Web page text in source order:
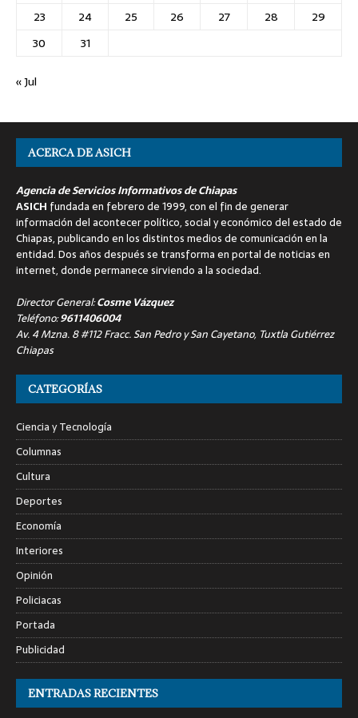
23
24 25 26 27 28
29
30
31
« Jul
ACERCA DE ASICH
Agencia de Servicios Informativos de Chiapas
ASICH fundada en febrero de 1999, con el fin de generar
información del acontecer político, social y económico del estado de
Chiapas, publicando en los distintos medios de comunicación en la
entidad. Dos años después se transforma en portal de noticias en
internet, donde permanece sirviendo a la sociedad.
Director General:Cosme Vázquez
Teléfono:9611406004
Av. 4 Mzna. 8 #112 Fracc. San Pedro y San Cayetano, Tuxtla Gutiérrez
Chiapas
CATEGORÍAS
Ciencia y Tecnología
Columnas
Cultura
Deportes
Economía
Interiores
Opinión
Policiacas
Portada
Publicidad
ENTRADAS RECIENTES